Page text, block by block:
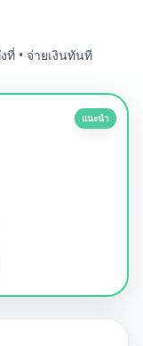
ที่ • จ่ายเงินทันที
แนะนำ